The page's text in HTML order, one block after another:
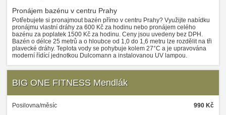
Pronájem bazénu v centru Prahy
Potřebujete si pronajmout bazén přímo v centru Prahy? Využijte nabídku
pronájmu vlastní dráhy za 600 Kč za hodinu nebo pronájem celého
bazénu za poplatek 1500 Kč za hodinu. Ceny jsou uvedeny bez DPH.
Bazén o délce 25 metrů a o hloubce od 1,0 do 1,6 metru lze rozdělit na tři
plavecké dráhy. Teplota vody se pohybuje kolem 27°C a je upravována
moderní řídící jednotkou Dulcomann a instalovanou UV lampou.
BIG ONE FITNESS Mendlák
Posilovna/měsíc 990 Kč